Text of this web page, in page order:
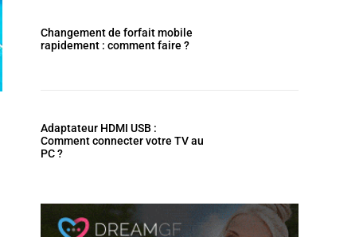
Changement de forfait mobile
rapidement : comment faire ?
Adaptateur HDMI USB :
Comment connecter votre TV au
PC ?